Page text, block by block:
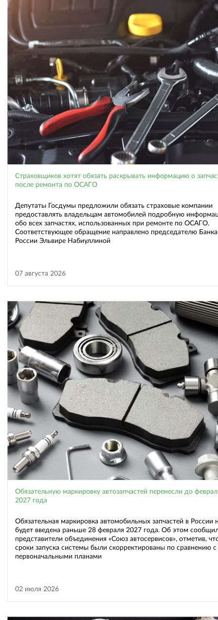
Страховщиков хотят обязать раскрывать информацию о
после ремонта по ОСАГО
Депутаты Госдумы предложили обязать страховые компании
предоставлять владельцам автомобилей подробную
обо всех запчастях, использованных при ремонте по ОСАГО.
Соответствующее обращение направлено председателю Банка
России Эльвире Набиуллиной
07 августа 2026
Обязательную маркировку автозапчастей перенесли до
2027 года
Обязательная маркировка автомобильных запчастей в России
будет введена раньше 28 февраля 2027 года. Об этом
представители объединения «Союз автосервисов», отметив,
сроки запуска системы были скорректированы по сравнению с
первоначальными планами
02 июля 2026